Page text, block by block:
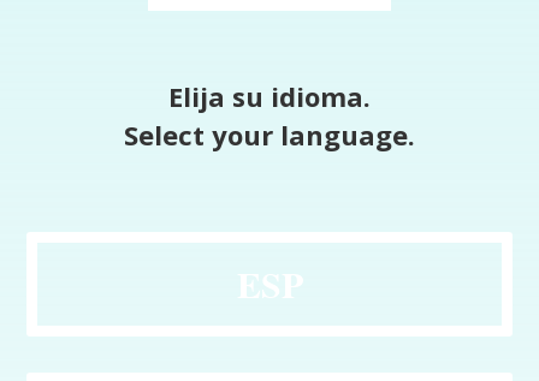
Elija su idioma.
Select your language.
ESP